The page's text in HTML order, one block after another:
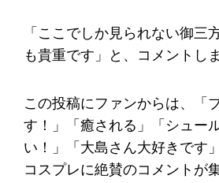
「ここでしか見られない御三
も貴重です」と、コメントし
この投稿にファンからは、「
す！」「癒される」「シュー
い！」「大島さん大好きです
コスプレに絶賛のコメントが